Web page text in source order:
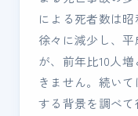
による死者数は
徐々に減少し、平
が、前年比10人
きません。続い
する背景を調べて